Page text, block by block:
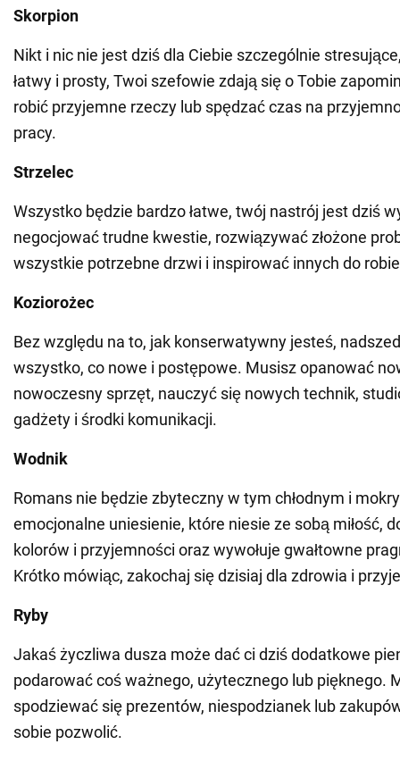
Skorpion
Nikt i nic nie jest dziś dla Ciebie szczególnie
łatwy i prosty, Twoi szefowie zdają się o Tobie
robić przyjemne rzeczy lub spędzać czas na
pracy.
Strzelec
Wszystko będzie bardzo łatwe, twój nastrój jest dziś
negocjować trudne kwestie, rozwiązywać złożone
wszystkie potrzebne drzwi i inspirować innych do
Koziorożec
Bez względu na to, jak konserwatywny jesteś,
wszystko, co nowe i postępowe. Musisz opanować
nowoczesny sprzęt, nauczyć się nowych technik,
gadżety i środki komunikacji.
Wodnik
Romans nie będzie zbyteczny w tym chłodnym i
emocjonalne uniesienie, które niesie ze sobą miłość,
kolorów i przyjemności oraz wywołuje gwałtowne
Krótko mówiąc, zakochaj się dzisiaj dla zdrowia i
Ryby
Jakaś życzliwa dusza może dać ci dziś dodatkowe
podarować coś ważnego, użytecznego lub pięknego.
spodziewać się prezentów, niespodzianek lub
sobie pozwolić.